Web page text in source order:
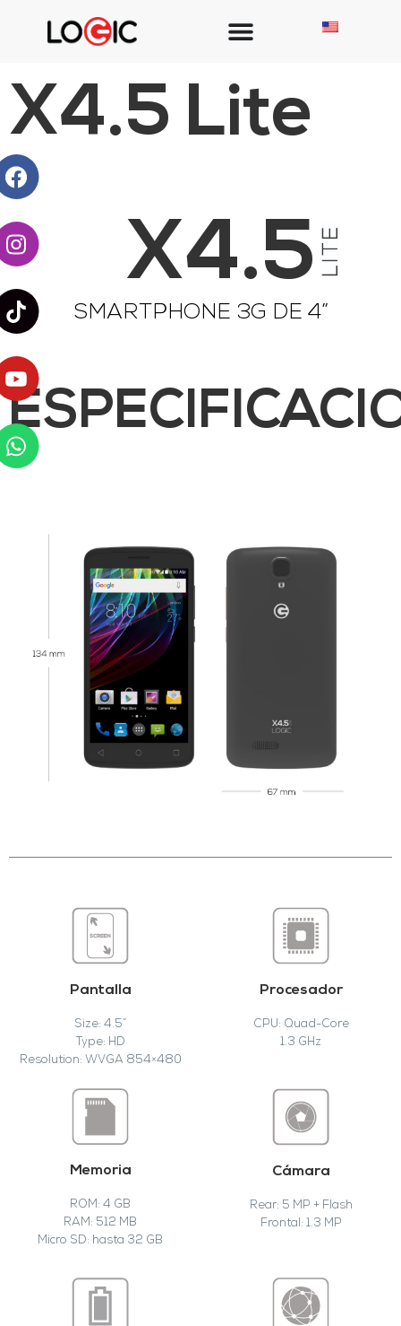
X4.5 Lite
X4.5
SMARTPHONE 3G DE 4”
Pantalla
Size: 4.5”
Type: HD
Resolution: WVGA 854×480
Procesador
CPU: Quad-Core
1.3 GHz
Memoria
ROM: 4 GB
RAM: 512 MB
Micro SD: hasta 32 GB
Cámara
Rear: 5 MP + Flash
Frontal: 1.3 MP